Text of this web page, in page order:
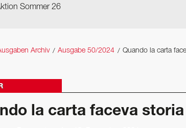
Archiv Ausgabe 50/2024 Quando la carta
la carta faceva storia